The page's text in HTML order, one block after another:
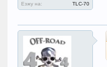
Езжу на:
TLC-70